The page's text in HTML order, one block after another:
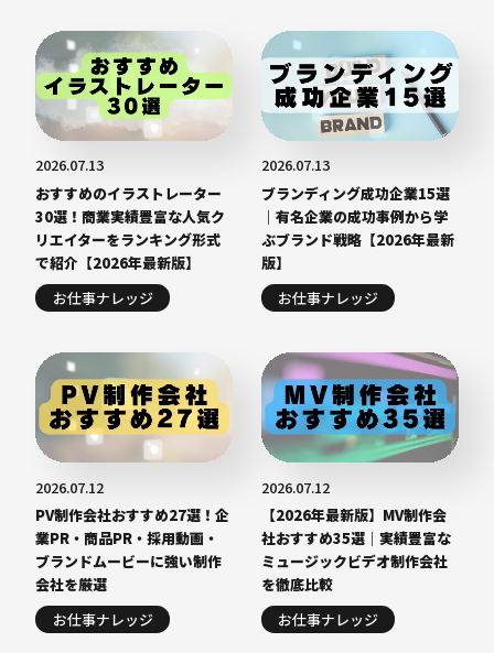
2026.07.13
おすすめのイラストレーター
30選！商業実績豊富な人気ク
リエイターをランキング形式
で紹介【2026年最新版】
お仕事ナレッジ
2026.07.13
ブランディング成功企業15選
｜有名企業の成功事例から学
ぶブランド戦略【2026年最新
版】
お仕事ナレッジ
2026.07.12
PV制作会社おすすめ27選！企
業PR・商品PR・採用動画・
ブランドムービーに強い制作
会社を厳選
お仕事ナレッジ
2026.07.12
【2026年最新版】MV制作会
社おすすめ35選｜実績豊富な
ミュージックビデオ制作会社
を徹底比較
お仕事ナレッジ